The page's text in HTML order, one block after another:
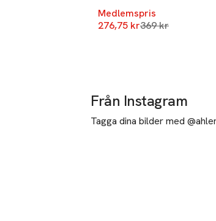
Medlemspris
276,75 krLägsta pris 30
369 kr
Från Instagram
Tagga dina bilder med